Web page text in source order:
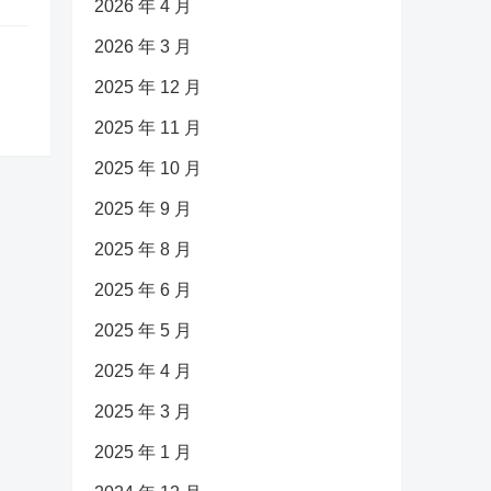
2026 年 4 月
2026 年 3 月
2025 年 12 月
2025 年 11 月
2025 年 10 月
2025 年 9 月
2025 年 8 月
2025 年 6 月
2025 年 5 月
2025 年 4 月
2025 年 3 月
2025 年 1 月